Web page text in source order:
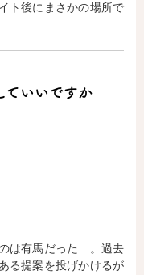
ト後にまさかの場所で
ていいですか
は有馬だった…。過去
る提案を投げかけるが